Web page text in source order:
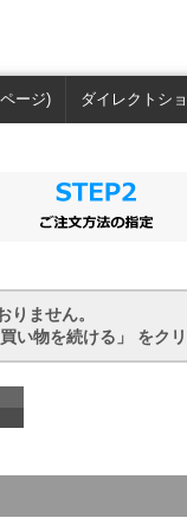
ージ) ダイレクトシ
りません。
い物を続ける」 をク